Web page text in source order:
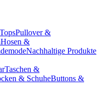
Pullover &
Hosen &
Nachhaltige Produkte
Taschen &
& SchuheButtons &